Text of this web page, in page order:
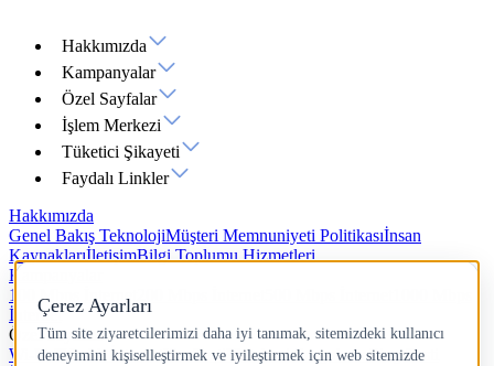
Hakkımızda
Kampanyalar
Özel Sayfalar
İşlem Merkezi
Tüketici Şikayeti
Faydalı Linkler
Hakkımızda
Genel Bakış TeknolojiMüşteri Memnuniyeti Politikasıİnsan
KaynaklarıİletişimBilgi Toplumu Hizmetleri
Kampanyalar
100 Mbps İnternet
İnternet
Özel Sayfalar
Wi-Fi 7Yazlık İnternetHız Testi IP Adresi SorgulamaPing Testi